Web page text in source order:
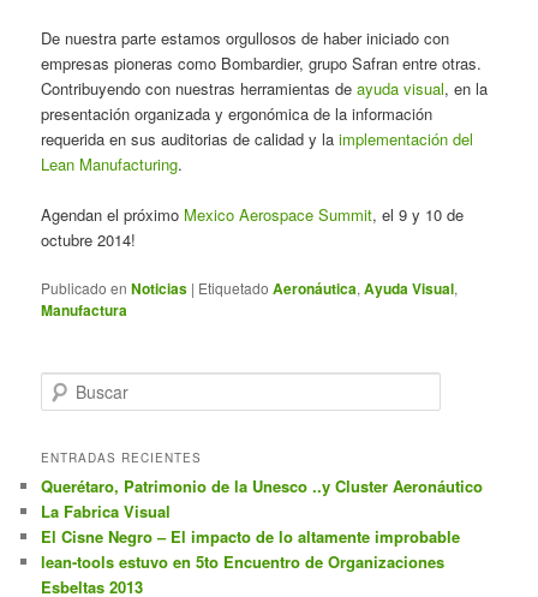
De nuestra parte estamos orgullosos de haber iniciado con
empresas pioneras como Bombardier, grupo Safran entre otras.
Contribuyendo con nuestras herramientas deayuda visual, en la
presentación organizada y ergonómica de la información
requerida en sus auditorias de calidad y laimplementación del
Lean Manufacturing.
Agendan el próximo Mexico Aerospace Summit, el 9 y 10 de
octubre 2014!
Publicado en Noticias | Etiquetado Aeronáutica,Ayuda Visual,
Manufactura
u
c
r
ENTRADAS RECIENTES
Querétaro, Patrimonio de la Unesco ..y Cluster Aeronáutico
La Fabrica Visual
El Cisne Negro – El impacto de lo altamente improbable
lean-tools estuvo en 5to Encuentro de Organizaciones
Esbeltas 2013